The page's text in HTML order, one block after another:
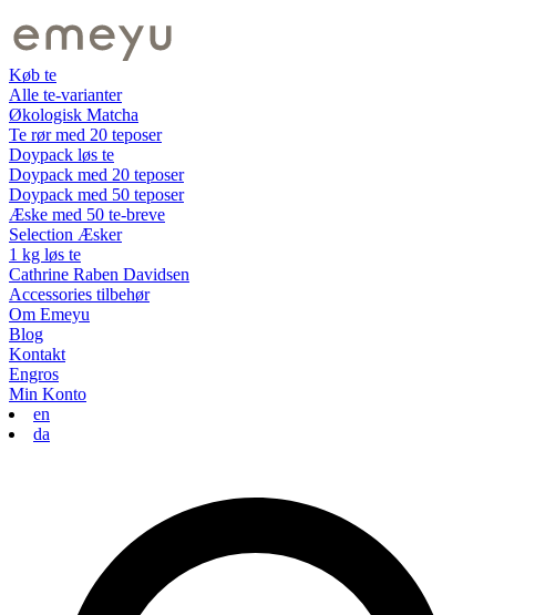
Køb te
Alle te-varianter
Økologisk Matcha
Te rør med 20 teposer
Doypack løs te
Doypack med 20 teposer
Doypack med 50 teposer
Æske med 50 te-breve
Selection Æsker
1 kg løs te
Cathrine Raben Davidsen
Accessories tilbehør
Om Emeyu
Blog
Kontakt
Engros
Min Konto
en
da